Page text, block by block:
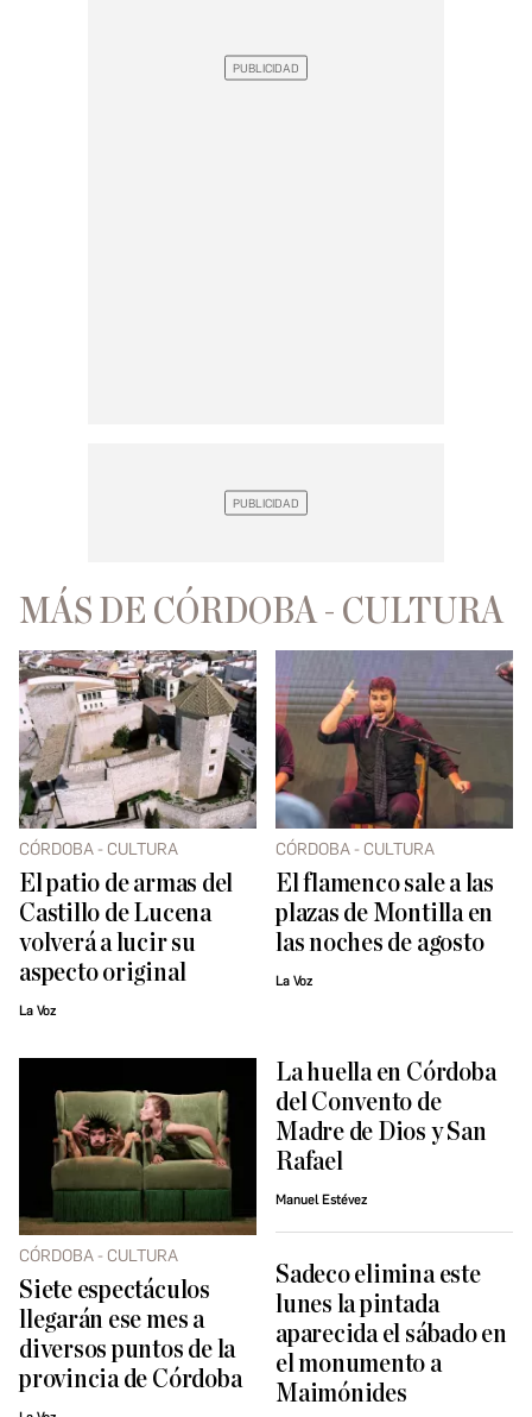
MÁS DE CÓRDOBA - CULTURA
CÓRDOBA - CULTURA
El patio de armas del
Castillo de Lucena
volverá a lucir su
aspecto original
La Voz
CÓRDOBA - CULTURA
El flamenco sale a las
plazas de Montilla en
las noches de agosto
La Voz
CÓRDOBA - CULTURA
Siete espectáculos
llegarán ese mes a
diversos puntos de la
provincia de Córdoba
La huella en Córdoba
del Convento de
Madre de Dios y San
Rafael
Manuel Estévez
Sadeco elimina este
lunes la pintada
aparecida el sábado en
el monumento a
Maimónides